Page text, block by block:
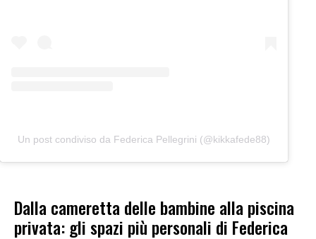
Un post condiviso da Federica Pellegrini (@kikkafede88)
Dalla cameretta delle bambine alla piscina
privata: gli spazi più personali di Federica